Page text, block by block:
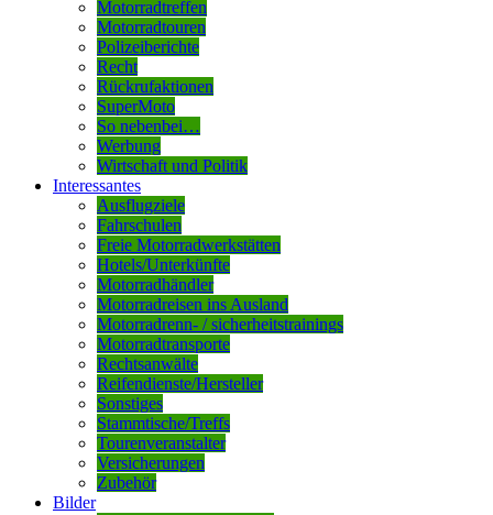
Motorradtreffen
Motorradtouren
Polizeiberichte
Recht
Rückrufaktionen
SuperMoto
So nebenbei…
Werbung
Wirtschaft und Politik
Interessantes
Ausflugziele
Fahrschulen
Freie Motorradwerkstätten
Hotels/Unterkünfte
Motorradhändler
Motorradreisen ins Ausland
Motorradrenn- / sicherheitstrainings
Motorradtransporte
Rechtsanwälte
Reifendienste/Hersteller
Sonstiges
Stammtische/Treffs
Tourenveranstalter
Versicherungen
Zubehör
Bilder